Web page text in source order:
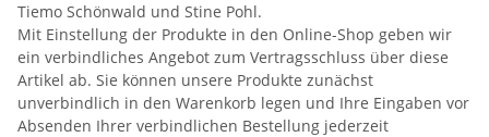
Tiemo Schönwald und Stine Pohl.
Mit Einstellung der Produkte in den Online-Shop geben wir
ein verbindliches Angebot zum Vertragsschluss über diese
Artikel ab. Sie können unsere Produkte zunächst
unverbindlich in den Warenkorb legen und Ihre Eingaben vor
Absenden Ihrer verbindlichen Bestellung jederzeit